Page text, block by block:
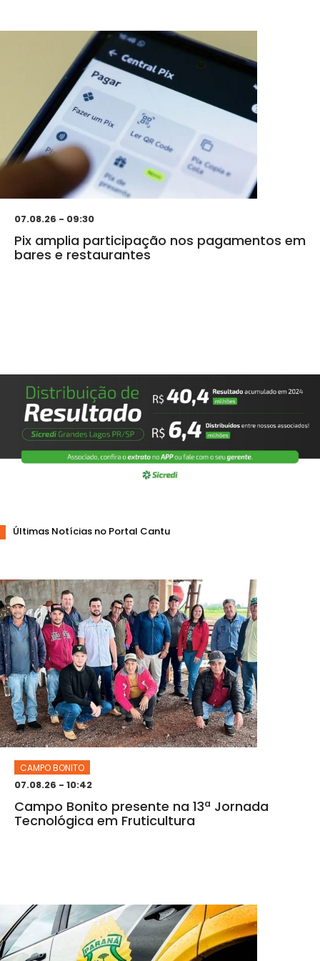
07.08.26 - 09:30
Pix amplia participação nos pagamentos em
bares e restaurantes
Últimas Notícias no Portal Cantu
CAMPO BONITO
07.08.26 - 10:42
Campo Bonito presente na 13ª Jornada
Tecnológica em Fruticultura